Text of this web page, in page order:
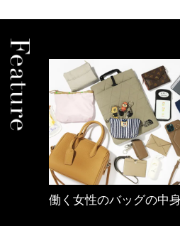
優木まおみさん「女の時